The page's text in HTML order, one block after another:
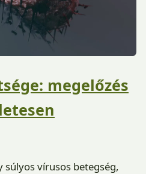
megelőzés
súlyos vírusos betegség,